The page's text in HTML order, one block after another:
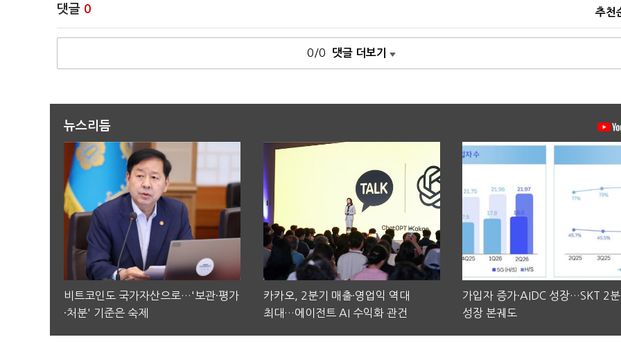
댓글 0 추천
0/0 댓글 더보기
뉴스리듬
비트코인도 국가자산으로…'보관·평가
·처분' 기준은 숙제
카카오, 2분기 매출·영업익 역대
최대…에이전트 AI 수익화 관건
가입자 증가·AIDC 성장…SKT 2
성장 본궤도